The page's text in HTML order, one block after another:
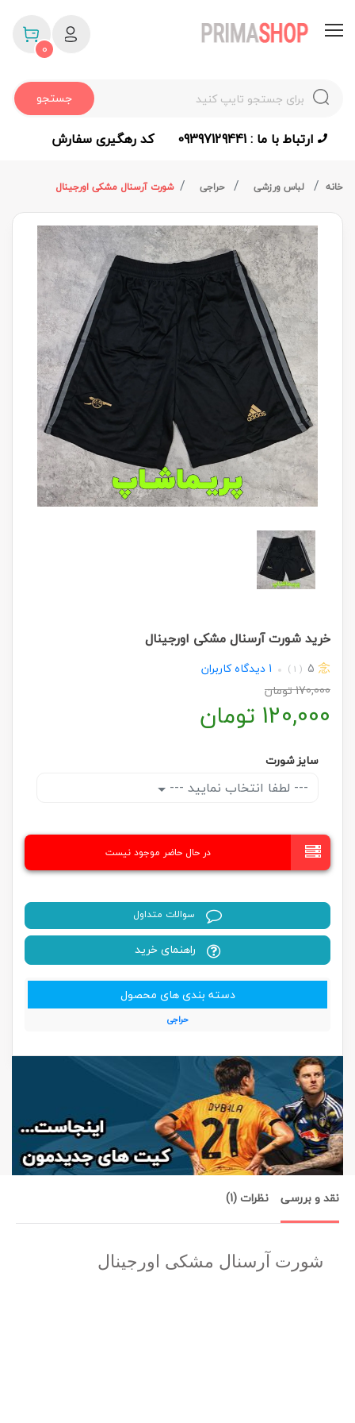
جستجو
0
ارتباط با ما : 09397129441 کد رهگیری سفارش
خانه لباس ورزشی حراجی شورت آرسنال مشکی اورجینال
خرید شورت آرسنال مشکی اورجینال
5
( 1 )
1 دیدگاه کاربران
170,000تومان
120,000 تومان
سایز شورت
--- لطفا انتخاب نمایید ---
در حال حاضر موجود نیست
سوالات متداول
راهنمای خرید
دسته بندی های محصول
حراجی
نقد و بررسی نظرات (1)
شورت آرسنال مشکی اورجینال